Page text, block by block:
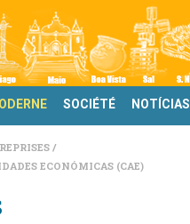
SOCIÉTÉ NOTÍCIAS
ECONÓMICAS (CAE)